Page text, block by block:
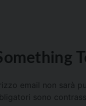
email non sarà
sono